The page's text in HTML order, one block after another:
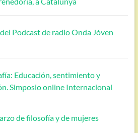
Podcast de radio Onda Jóven
Educación, sentimiento y
Simposio online Internacional
de filosofía y de mujeres